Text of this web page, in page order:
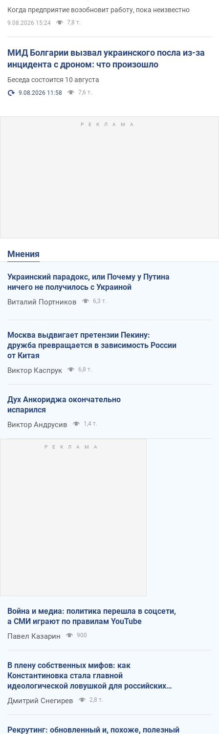
Когда предприятие возобновит работу, пока неизвестно
9.08.2026 15:24 7,8 т.
МИД Болгарии вызвал украинского посла из-за
инцидента с дроном: что произошло
Беседа состоится 10 августа
9.08.2026 11:58 7,6 т.
Мнения
Украинский парадокс, или Почему у Путина
ничего не получилось с Украиной
Виталий Портников 6,3 т.
Москва выдвигает претензии Пекину:
дружба превращается в зависимость России
от Китая
Виктор Каспрук 6,8 т.
Дух Анкориджа окончательно
испарился
Виктор Андрусив 1,4 т.
Война и медиа: политика перешла в соцсети,
а СМИ играют по правилам YouTube
Павел Казарин 900
В плену собственных мифов: как
Константиновка стала главной
идеологической ловушкой для российских
оккупантов
Дмитрий Снегирев 2,8 т.
Рекрутинг: обновленный и, похоже, полезный